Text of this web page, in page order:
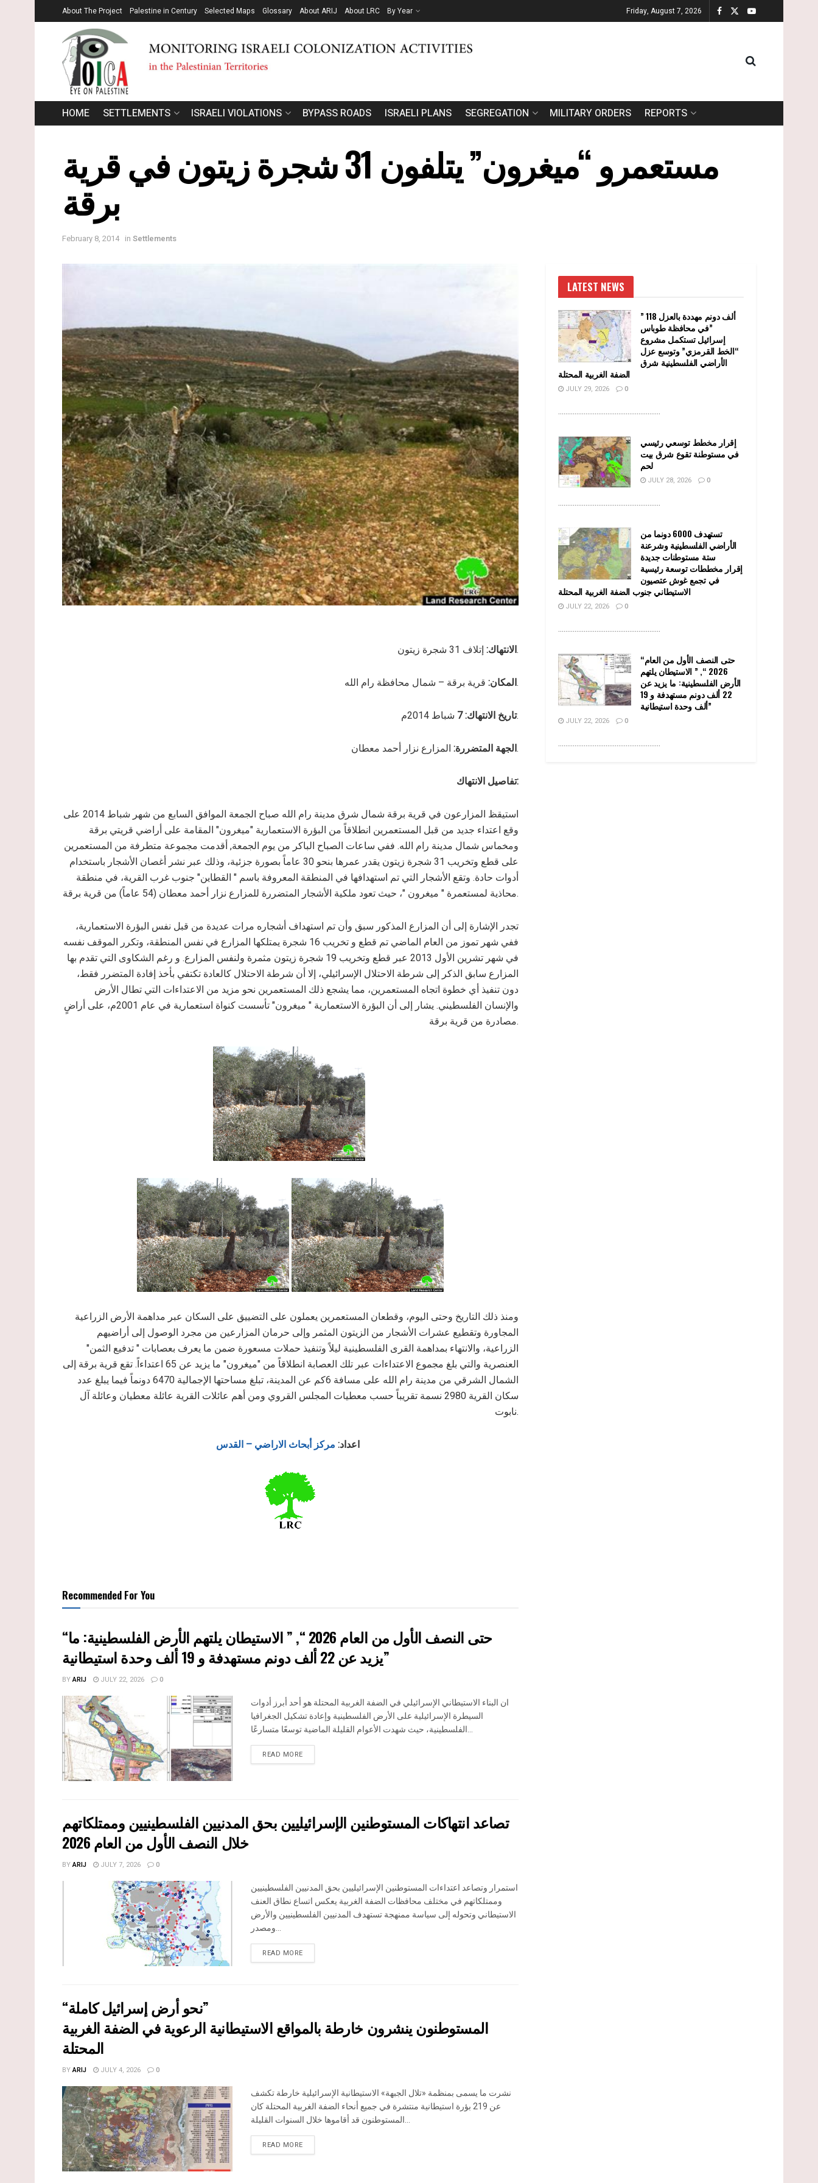
About The Project Palestine in Century Selected Maps Glossary About ARIJ About LRC By Year Friday, August 7, 2026
HOME SETTLEMENTS ISRAELI VIOLATIONS BYPASS ROADS ISRAELI PLANS SEGREGATION MILITARY ORDERS REPORTS
مستعمرو “ميغرون” يتلفون 31 شجرة زيتون في قرية
برقة
February 8, 2014 in Settlements
الانتهاك:إتلاف 31 شجرة زيتون.
المكان:قرية برقة – شمال محافظة رام الله.
تاريخ الانتهاك: 7شباط 2014م.
الجهة المتضررة:المزارع نزار أحمد معطان.
تفاصيل الانتهاك:
استيقظ المزارعون في قرية برقة شمال شرق مدينة رام الله صباح الجمعة الموافق السابع من شهر شباط 2014 على
وقع اعتداء جديد من قبل المستعمرين انطلاقاً من البؤرة الاستعمارية "ميغرون" المقامة على أراضي قريتي برقة
ومخماس شمال مدينة رام الله. ففي ساعات الصباح الباكر من يوم الجمعة, أقدمت مجموعة متطرفة من المستعمرين
على قطع وتخريب 31 شجرة زيتون يقدر عمرها بنحو 30 عاماً بصورة جزئية، وذلك عبر نشر أغصان الأشجار باستخدام
أدوات حادة. وتقع الأشجار التي تم استهدافها في المنطقة المعروفة باسم " القطاين" جنوب غرب القرية، في منطقة
محاذية لمستعمرة " ميغرون "، حيث تعود ملكية الأشجار المتضررة للمزارع نزار أحمد معطان (54 عاماً) من قرية برقة.
تجدر الإشارة إلى أن المزارع المذكور سبق وأن تم استهداف أشجاره مرات عديدة من قبل نفس البؤرة الاستعمارية،
ففي شهر تموز من العام الماضي تم قطع و تخريب 16 شجرة يمتلكها المزارع في نفس المنطقة، وتكرر الموقف نفسه
في شهر تشرين الأول 2013 عبر قطع وتخريب 19 شجرة زيتون مثمرة ولنفس المزارع. و رغم الشكاوى التي تقدم بها
المزارع سابق الذكر إلى شرطة الاحتلال الإسرائيلي، إلا أن شرطة الاحتلال كالعادة تكتفي بأخذ إفادة المتضرر فقط،
دون تنفيذ أي خطوة اتجاه المستعمرين، مما يشجع ذلك المستعمرين نحو مزيد من الاعتداءات التي تطال الأرض
والإنسان الفلسطيني. يشار إلى أن البؤرة الاستعمارية " ميغرون" تأسست كنواة استعمارية في عام 2001م، على أراضٍ
مصادرة من قرية برقة.
ومنذ ذلك التاريخ وحتى اليوم، وقطعان المستعمرين يعملون على التضييق على السكان عبر مداهمة الأرض الزراعية
المجاورة وتقطيع عشرات الأشجار من الزيتون المثمر وإلى حرمان المزارعين من مجرد الوصول إلى أراضيهم
الزراعية، والانتهاء بمداهمة القرى الفلسطينية ليلاً وتنفيذ حملات مسعورة ضمن ما يعرف بعصابات " تدفيع الثمن"
العنصرية والتي بلغ مجموع الاعتداءات عبر تلك العصابة انطلاقاً من "ميغرون" ما يزيد عن 65 اعتداءاً. تقع قرية برقة إلى
الشمال الشرقي من مدينة رام الله على مسافة 6كم عن المدينة، تبلغ مساحتها الإجمالية 6470 دونماً فيما يبلغ عدد
سكان القرية 2980 نسمة تقريباً حسب معطيات المجلس القروي ومن أهم عائلات القرية عائلة معطيان وعائلة آل
نابوت.
اعداد:
Recommended For You
“حتى النصف الأول من العام 2026 “, ” الاستيطان يلتهم الأرض الفلسطينية: ما
يزيد عن 22 ألف دونم مستهدفة و 19 ألف وحدة استيطانية”
BYARIJ JULY 22, 2026 0
ان البناء الاستيطاني الإسرائيلي في الضفة الغربية المحتلة هو أحد أبرز أدوات
السيطرة الإسرائيلية على الأرض الفلسطينية وإعادة تشكيل الجغرافيا
READ MOREDETAILS
تصاعد انتهاكات المستوطنين الإسرائيليين بحق المدنيين الفلسطينيين وممتلكاتهم
خلال النصف الأول من العام 2026
BYARIJ JULY 7, 2026 0
استمرار وتصاعد اعتداءات المستوطنين الإسرائيليين بحق المدنيين الفلسطينيين
وممتلكاتهم في مختلف محافظات الضفة الغربية يعكس اتساع نطاق العنف
الاستيطاني وتحوله إلى سياسة ممنهجة تستهدف المدنيين الفلسطينيين والأرض
READ MOREDETAILS
“نحو أرض إسرائيل كاملة”
المستوطنون ينشرون خارطة بالمواقع الاستيطانية الرعوية في الضفة الغربية
المحتلة
BYARIJ JULY 4, 2026 0
نشرت ما يسمى بمنظمة «تلال الجبهة» الاستيطانية الإسرائيلية خارطة تكشف
عن 219 بؤرة استيطانية منتشرة في جميع أنحاء الضفة الغربية المحتلة كان
READ MOREDETAILS
LATEST NEWS
” 118 ألف دونم مهددة بالعزل
في محافظة طوباس”
إسرائيل تستكمل مشروع
“الخط القرمزي” وتوسع عزل
الأراضي الفلسطينية شرق
الضفة الغربية المحتلة
JULY 29, 2026 0
........................................................
إقرار مخطط توسعي رئيسي
في مستوطنة تقوع شرق بيت
لحم
JULY 28, 2026 0
........................................................
تستهدف 6000 دونما من
الأراضي الفلسطينية وشرعنة
ستة مستوطنات جديدة
إقرار مخططات توسعة رئيسية
في تجمع غوش عتصيون
الاستيطاني جنوب الضفة الغربية المحتلة
JULY 22, 2026 0
........................................................
“حتى النصف الأول من العام
2026 “, ” الاستيطان يلتهم
الأرض الفلسطينية: ما يزيد عن
22 ألف دونم مستهدفة و 19
ألف وحدة استيطانية”
JULY 22, 2026 0
........................................................